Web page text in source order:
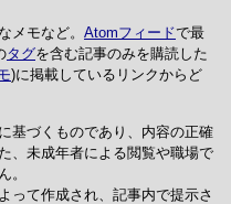
メモなど。 Atomフィードで最
タグを含む記事のみを購読した
)に掲載しているリンクからど
基づくものであり、内容の正確
、未成年者による閲覧や職場で
。
って作成され、記事内で提示さ